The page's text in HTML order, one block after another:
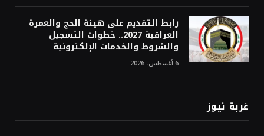
رابط التقديم على هيئة الحج والعمرة
العراقية 2027.. خطوات التسجيل
والشروط والخدمات الإلكترونية
6 أغسطس، 2026
غربة نيوز